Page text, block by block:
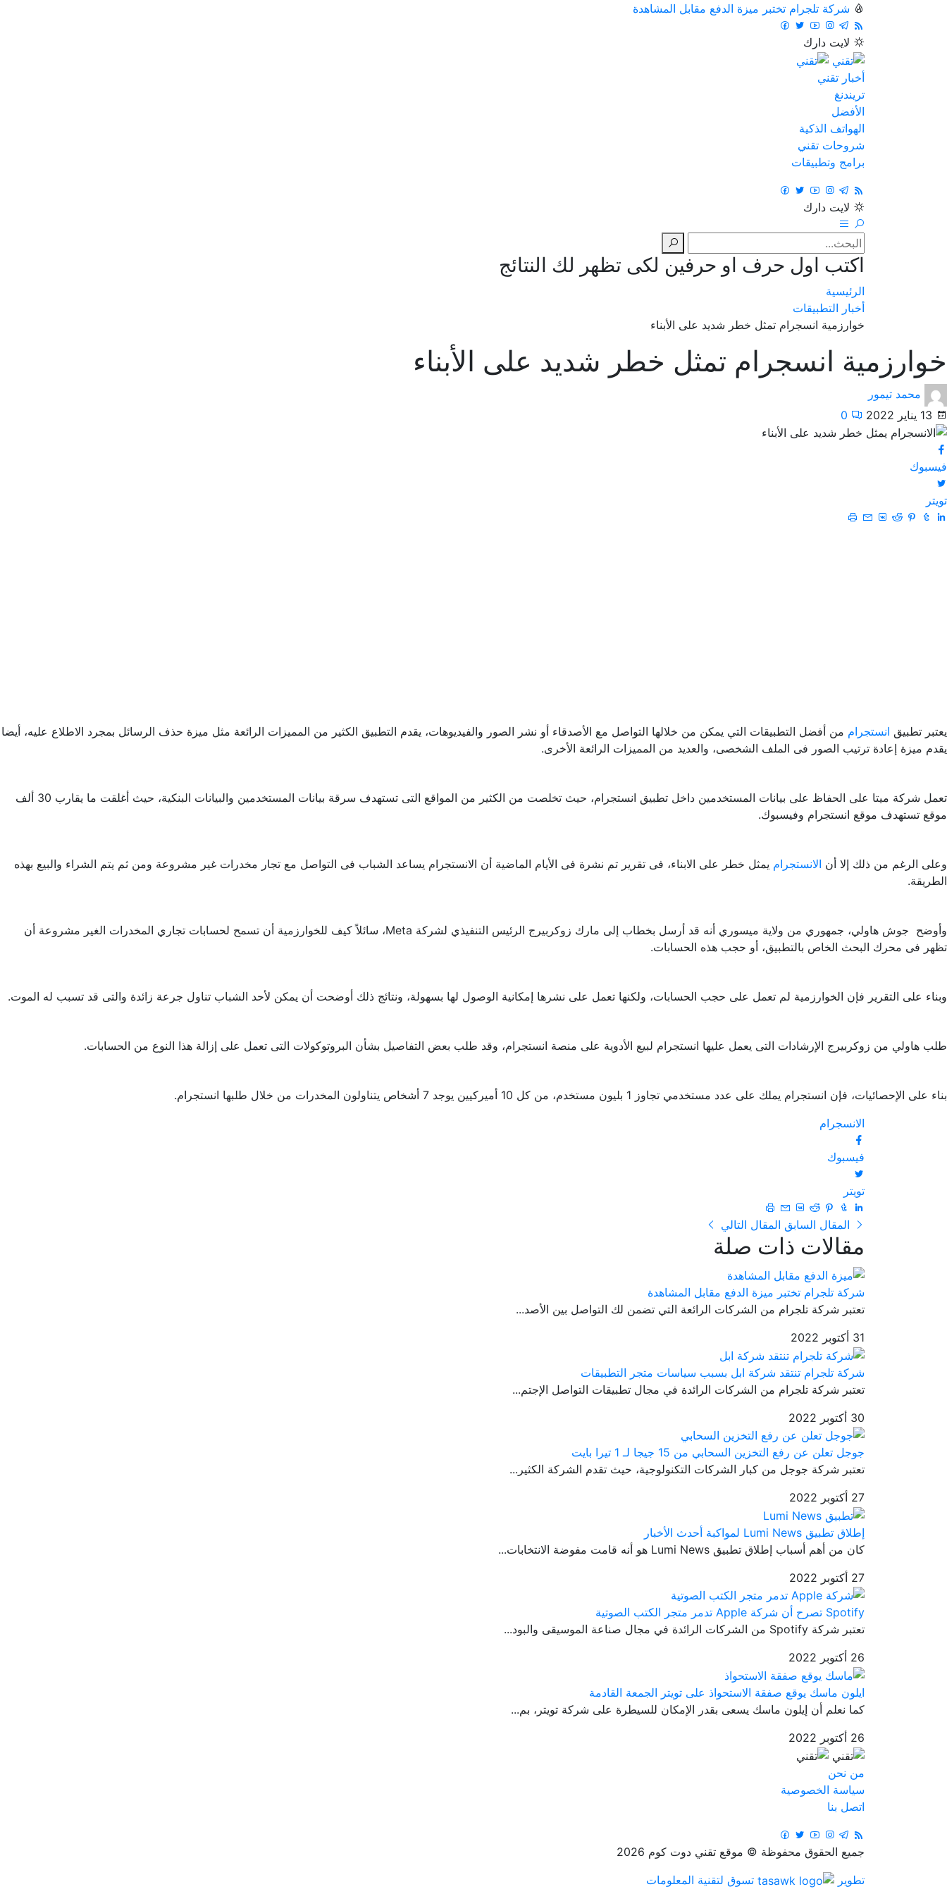
شركة تلجرام تختبر ميزة الدفع مقابل المشاهدة
لايت دارك
أخبار تقني
تريندنغ
الأفضل
الهواتف الذكية
شروحات تقني
برامج وتطبيقات
لايت دارك
اكتب اول حرف او حرفين لكى تظهر لك النتائج
الرئيسية
أخبار التطبيقات
خوارزمية انسجرام تمثل خطر شديد على الأبناء
خوارزمية انسجرام تمثل خطر شديد على الأبناء
محمد تيمور
13 يناير 2022
0
فيسبوك
تويتر
يعتبر تطبيق انستجرام من أفضل التطبيقات التي يمكن من خلالها التواصل مع الأصدقاء أو نشر الصور والفيديوهات، يقدم التطبيق الكثير من المميزات الرائعة مثل ميزة حذف الرسائل بمجرد الاطلاع عليه، أيضا
يقدم ميزة إعادة ترتيب الصور فى الملف الشخصى، والعديد من المميزات الرائعة الأخرى.
تعمل شركة ميتا على الحفاظ على بيانات المستخدمين داخل تطبيق انستجرام، حيث تخلصت من الكثير من المواقع التى تستهدف سرقة بيانات المستخدمين والبيانات البنكية، حيث أغلقت ما يقارب 30 ألف
موقع تستهدف موقع انستجرام وفيسبوك.
وعلى الرغم من ذلك إلا أن الانستجرام يمثل خطر على الابناء، فى تقرير تم نشرة فى الأيام الماضية أن الانستجرام يساعد الشباب فى التواصل مع تجار مخدرات غير مشروعة ومن ثم يتم الشراء والبيع بهذه
الطريقة.
وأوضح جوش هاولي، جمهوري من ولاية ميسوري أنه قد أرسل بخطاب إلى مارك زوكربيرج الرئيس التنفيذي لشركة Meta، سائلاً كيف للخوارزمية أن تسمح لحسابات تجاري المخدرات الغير مشروعة أن
تظهر فى محرك البحث الخاص بالتطبيق، أو حجب هذه الحسابات.
وبناء على التقرير فإن الخوارزمية لم تعمل على حجب الحسابات، ولكنها تعمل على نشرها إمكانية الوصول لها بسهولة، ونتائج ذلك أوضحت أن يمكن لأحد الشباب تناول جرعة زائدة والتى قد تسبب له الموت.
طلب هاولي من زوكربيرج الإرشادات التى يعمل عليها انستجرام لبيع الأدوية على منصة انستجرام، وقد طلب بعض التفاصيل بشأن البروتوكولات التى تعمل على إزالة هذا النوع من الحسابات.
بناء على الإحصائيات، فإن انستجرام يملك على عدد مستخدمي تجاوز 1 بليون مستخدم، من كل 10 أميركيين يوجد 7 أشخاص يتناولون المخدرات من خلال طلبها انستجرام.
الانسجرام
فيسبوك
تويتر
المقال السابق المقال التالي
مقالات ذات صلة
شركة تلجرام تختبر ميزة الدفع مقابل المشاهدة
تعتبر شركة تلجرام من الشركات الرائعة التي تضمن لك التواصل بين الأصد...
31 أكتوبر 2022
شركة تلجرام تنتقد شركة ابل بسبب سياسات متجر التطبيقات
تعتبر شركة تلجرام من الشركات الرائدة في مجال تطبيقات التواصل الإجتم...
30 أكتوبر 2022
جوجل تعلن عن رفع التخزين السحابي من 15 جيجا لـ 1 تيرا بايت
تعتبر شركة جوجل من كبار الشركات التكنولوجية، حيث تقدم الشركة الكثير...
27 أكتوبر 2022
إطلاق تطبيق Lumi News لمواكبة أحدث الأخبار
كان من أهم أسباب إطلاق تطبيق Lumi News هو أنه قامت مفوضة الانتخابات...
27 أكتوبر 2022
Spotify تصرح أن شركة Apple تدمر متجر الكتب الصوتية
تعتبر شركة Spotify من الشركات الرائدة في مجال صناعة الموسيقى والبود...
26 أكتوبر 2022
ايلون ماسك يوقع صفقة الاستحواذ على تويتر الجمعة القادمة
كما نعلم أن إيلون ماسك يسعى بقدر الإمكان للسيطرة على شركة تويتر، بم...
26 أكتوبر 2022
من نحن
سياسة الخصوصية
اتصل بنا
جميع الحقوق محفوظة © موقع تقني دوت كوم 2026
تطوير
تسوق لتقنية المعلومات